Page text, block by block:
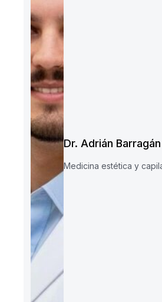
Dr. Adrián Barragán
Medicina estética y